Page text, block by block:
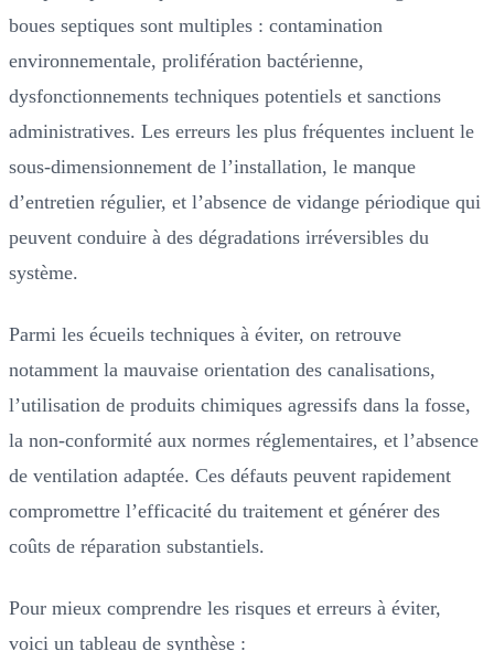
boues septiques sont multiples : contamination
environnementale, prolifération bactérienne,
dysfonctionnements techniques potentiels et sanctions
administratives. Les erreurs les plus fréquentes incluent le
sous-dimensionnement de l’installation, le manque
d’entretien régulier, et l’absence de vidange périodique qui
peuvent conduire à des dégradations irréversibles du
système.
Parmi les écueils techniques à éviter, on retrouve
notamment la mauvaise orientation des canalisations,
l’utilisation de produits chimiques agressifs dans la fosse,
la non-conformité aux normes réglementaires, et l’absence
de ventilation adaptée. Ces défauts peuvent rapidement
compromettre l’efficacité du traitement et générer des
coûts de réparation substantiels.
Pour mieux comprendre les risques et erreurs à éviter,
voici un tableau de synthèse :